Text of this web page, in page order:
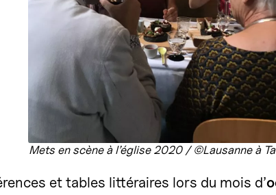
Mets en scène à l’église 2020 / ©Lausanne à
et tables littéraires lors du mois d’